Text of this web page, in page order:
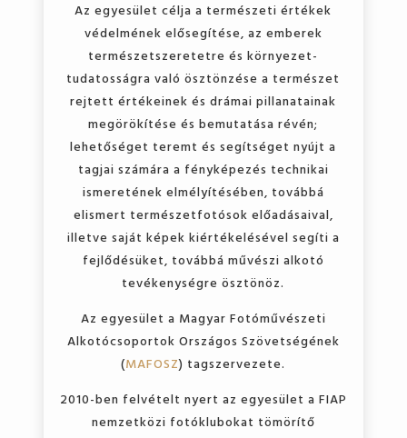
Az egyesület célja a természeti értékek
védelmének elősegítése, az emberek
természetszeretetre és környezet-
tudatosságra való ösztönzése a természet
rejtett értékeinek és drámai pillanatainak
megörökítése és bemutatása révén;
lehetőséget teremt és segítséget nyújt a
tagjai számára a fényképezés technikai
ismeretének elmélyítésében, továbbá
elismert természetfotósok előadásaival,
illetve saját képek kiértékelésével segíti a
fejlődésüket, továbbá művészi alkotó
tevékenységre ösztönöz.
Az egyesület a Magyar Fotóművészeti
Alkotócsoportok Országos Szövetségének
(MAFOSZ) tagszervezete.
2010-ben felvételt nyert az egyesület a FIAP
nemzetközi fotóklubokat tömörítő